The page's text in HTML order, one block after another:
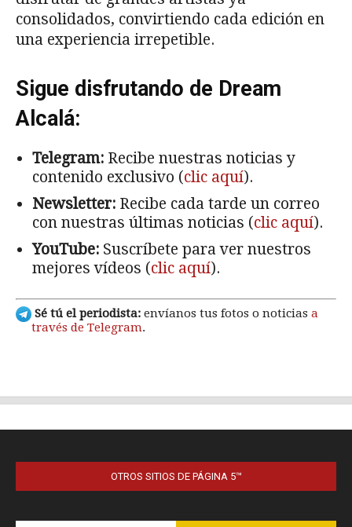
OTROS SITIOS DE PÁGINA 5™